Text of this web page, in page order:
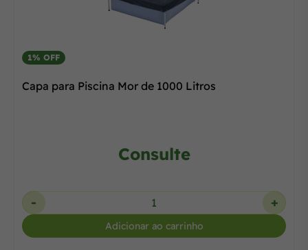
1% OFF
Capa para Piscina Mor de 1000 Litros
Consulte
- +
Adicionar ao carrinho